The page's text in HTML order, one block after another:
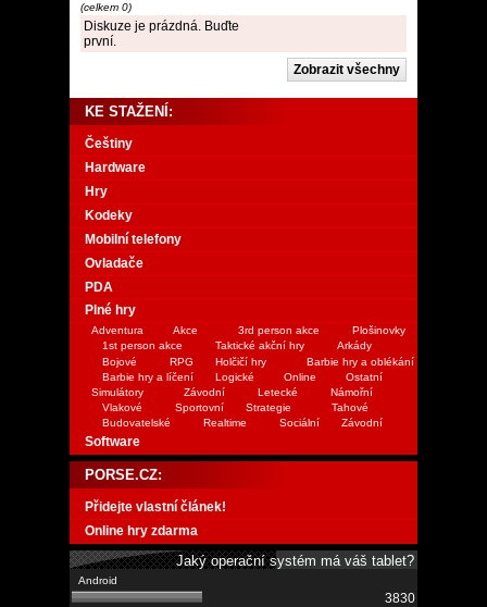
(celkem 0)
Diskuze je prázdná. Buďte
první.
KE STAŽENÍ:
Češtiny
Hardware
Hry
Kodeky
Mobilní telefony
Ovladače
PDA
Plné hry
Adventura Akce 3rd person akce
Plošinovky
1st person akce
Taktické akční hry
Arkády
Bojové
RPG Holčičí hry
Barbie hry a oblékání
Barbie hry a líčení
Logické Online
Ostatní
Simulátory
Závodní Letecké
Námořní
Vlakové
Sportovní Strategie
Tahové
Budovatelské
Realtime Sociální Závodní
Software
PORSE.CZ:
Přidejte vlastní článek!
Online hry zdarma
Jaký operační systém má váš tablet?
3830